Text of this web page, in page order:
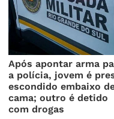
Após apontar arma
a polícia, jovem é
escondido embaixo
cama; outro é detido
com drogas